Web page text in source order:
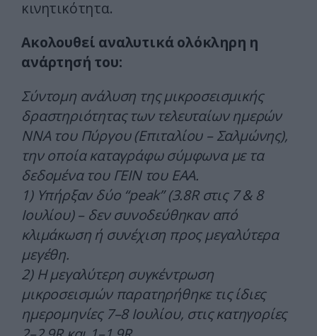
κινητικότητα.
Ακολουθεί αναλυτικά ολόκληρη η
ανάρτησή του:
Σύντομη ανάλυση της μικροσεισμικής
δραστηριότητας των τελευταίων ημερών
ΝΝΑ του Πύργου (Επιταλίου – Σαλμώνης),
την οποία καταγράφω σύμφωνα με τα
δεδομένα του ΓΕΙΝ του ΕΑΑ.
1) Υπήρξαν δύο “peak” (3.8R στις 7 & 8
Ιουλίου) – δεν συνοδεύθηκαν από
κλιμάκωση ή συνέχιση προς μεγαλύτερα
μεγέθη.
2) Η μεγαλύτερη συγκέντρωση
μικροσεισμών παρατηρήθηκε τις ίδιες
ημερομηνίες 7–8 Ιουλίου, στις κατηγορίες